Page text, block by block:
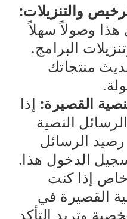
والتنزيلات:
وصولاً سهلاً
البرامج.
منتجاتك
القصيرة: إذا
النصية
رصيد الرسائل
الدخول هذا.
إذا كنت
القصيرة في
وتريد التأكد